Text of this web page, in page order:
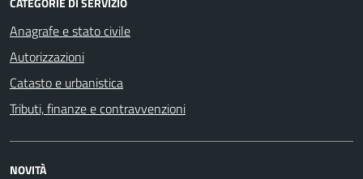
Anagrafe e stato civile
Autorizzazioni
Catasto e urbanistica
Tributi, finanze e contravvenzioni
NOVITÀ